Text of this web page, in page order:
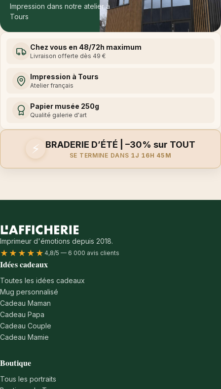
Impression dans notre atelier à
Tours
Chez vous en 48/72h maximum
Livraison offerte dès 49 €
Impression à Tours
Atelier français
Papier musée 250g
Qualité galerie d'art
⚡ BRADERIE D’ÉTÉ | –30% sur TOUT
SE TERMINE DANS 1J 16H 45M
Imprimeur d'émotions depuis 2018.
★★★★★ 4,8/5 — 6 000 avis clients
Idées cadeaux
Toutes les idées cadeaux
Mug personnalisé
Cadeau Maman
Cadeau Papa
Cadeau Couple
Cadeau Mamie
Boutique
Tous les portraits